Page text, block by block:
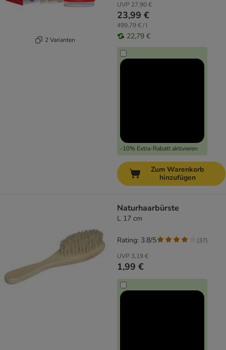
2 Varianten
UVP 27,90 €
23,99 €
499,79 € / l
22,79 €
-10% Extra-Rabatt aktivieren
Zum Warenkorb
hinzufügen
Naturhaarbürste
L 17 cm
UVP 3,19 €
1,99 €
Rating: 3.8/5 (37)